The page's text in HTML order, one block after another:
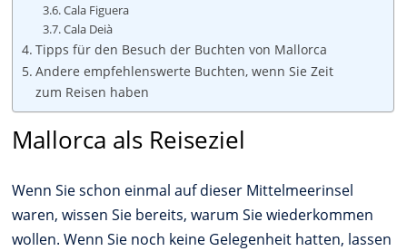
Cala Figuera
Cala Deià
Tipps für den Besuch der Buchten von Mallorca
Andere empfehlenswerte Buchten, wenn Sie Zeit
zum Reisen haben
Mallorca als Reiseziel
Wenn Sie schon einmal auf dieser Mittelmeerinsel
waren, wissen Sie bereits, warum Sie wiederkommen
wollen. Wenn Sie noch keine Gelegenheit hatten, lassen